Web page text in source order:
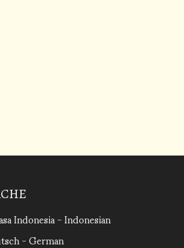
Indonesia - Indonesian
- German